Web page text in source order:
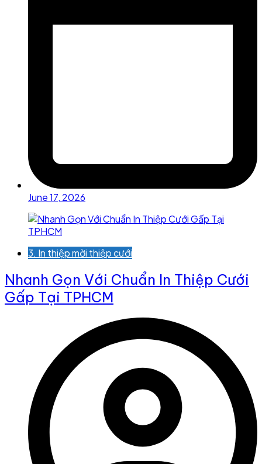
June 17, 2026
3. In thiệp mời thiệp cưới
Nhanh Gọn Với Chuẩn In Thiệp Cưới
Gấp Tại TPHCM